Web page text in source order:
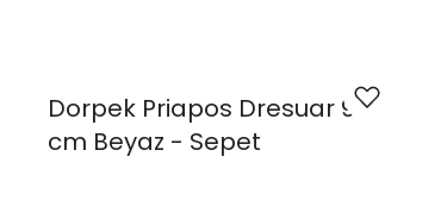
Dorpek Priapos Dresuar 90
cm Beyaz - Sepet